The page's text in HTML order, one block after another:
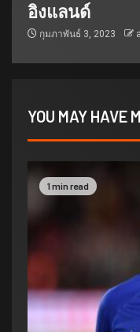
อิงแลนด์
กุมภาพันธ์ 3, 2023
YOU MAY HAVE
1 min read